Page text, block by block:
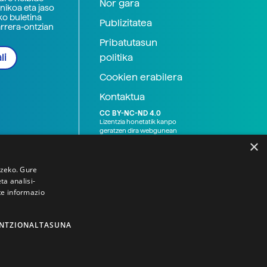
eta jaso
buletina
ontzian
Nor gara
Publizitatea
Pribatutasun
politika
Cookien erabilera
Kontaktua
CC BY-NC-ND 4.0
Lizentzia honetatik kanpo
geratzen dira webgunean
×
Gure
analisi-
informazio